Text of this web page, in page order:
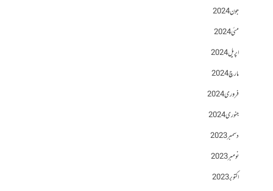
جون 2024
مئی 2024
اپریل 2024
مارچ 2024
فروری 2024
جنوری 2024
دسمبر 2023
نومبر 2023
اکتوبر 2023